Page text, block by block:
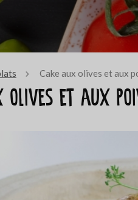
Cake aux olives et aux
olives et aux